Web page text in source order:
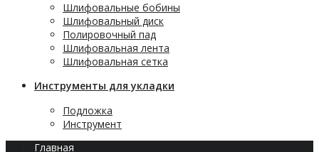
Шлифовальные бобины
Шлифовальный диск
Полировочный пад
Шлифовальная лента
Шлифовальная сетка
Инструменты для укладки
Подложка
Инструмент
Главная